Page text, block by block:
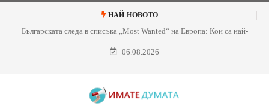
НАЙ-НОВОТО
Българската следа в списъка „Most Wanted“ на Европа: Кои са най-
търсените нашенци?
06.08.2026